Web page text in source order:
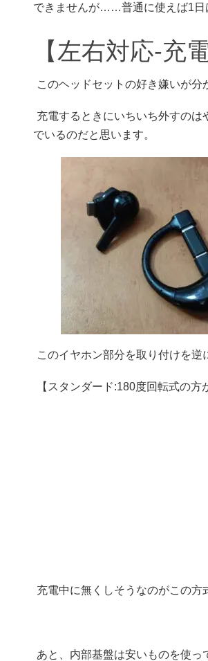
できませんが……普通に使えば1日
【左右対応-充
このヘッドセットの好き嫌いが分
充電するときにいちいち外すの
でいるのだと思います。
このイヤホン部分を取り付けを逆
【スタンダード:180度回転式の
充電中に無くしそうなのがこの
あと、内部基盤は安いものを使